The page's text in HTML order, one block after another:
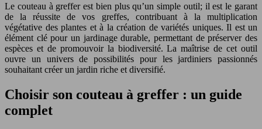
Le couteau à greffer est bien plus qu’un simple outil; il est le garant
de la réussite de vos greffes, contribuant à la multiplication
végétative des plantes et à la création de variétés uniques. Il est un
élément clé pour un jardinage durable, permettant de préserver des
espèces et de promouvoir la biodiversité. La maîtrise de cet outil
ouvre un univers de possibilités pour les jardiniers passionnés
souhaitant créer un jardin riche et diversifié.
Choisir son couteau à greffer : un guide
complet